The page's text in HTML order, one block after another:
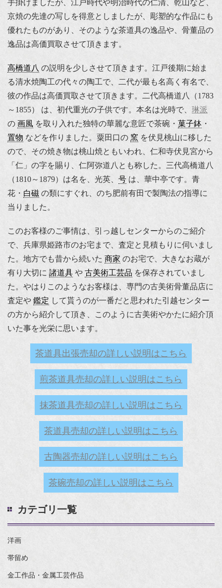
手掛けましたが、江戸時代や明治時代の仁清、乾山など、
京焼の先達の写しを得意としましたが、彫塑的な作品にも
優れたものがあり、そのような茶道具の逸品や、骨董品の
逸品は高価買取させて頂きます。
高橋道八 の説明を少しさせて頂きます。江戸後期に始ま
る清水焼陶工の代々の陶工で、二代が最も名高く有名で、
彼の作品は高価買取させて頂きます。二代高橋道八（1783
～1855） は、初代重光の子供です。本名は光時で、 琳派
の 画風 を取り入れた独特の華麗な意匠で茶碗・ 菓子鉢 ・
置物 などを作りました。粟田口の 窯 を伏見桃山に移した
ので、その焼き物は桃山焼ともいわれ、仁和寺伏見宮から
「仁」の字を賜り、仁阿弥道八とも称した。三代高橋道八
（1810～1879）は名を、光英、 号 は、華中亭です。青
花・ 白磁 の類にすぐれ、のち肥前有田で製陶法の指導に
当りました。
このお客様のご事情は、引っ越しセンターからのご紹介
で、兵庫県姫路市のお宅まで、査定と見積もりに伺いまし
た。地方でも昔から続いた 商家 のお宅で、大きなお蔵が
有り大切に 諸道具 や 古美術工芸品 を保存されていまし
た。やはりこのようなお客様は、専門の古美術骨董品店に
査定や 鑑定 して貰うのが一番だと思われた引越センター
の方から紹介して頂き、このように古美術やかたに紹介頂
いた事を光栄に思います。
茶道具出張売却の詳しい説明はこちら
煎茶道具売却の詳しい説明はこちら
抹茶道具売却の詳しい説明はこちら
茶道具売却の詳しい説明はこちら
古陶器売却の詳しい説明はこちら
茶碗売却の詳しい説明はこちら
カテゴリ一覧
洋画
帯留め
金工作品・金属工芸作品